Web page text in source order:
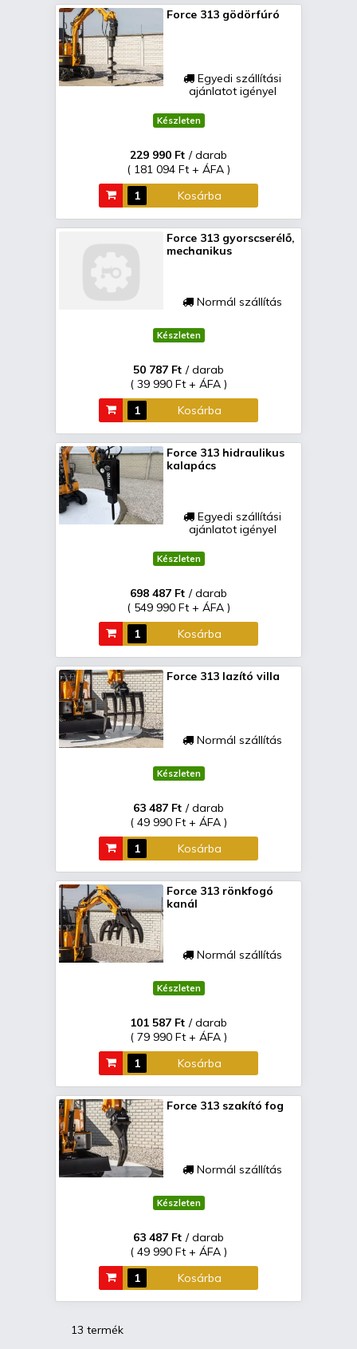
Force 313 gödörfúró
Egyedi szállítási
ajánlatot igényel
Készleten
229 990 Ft / darab
( 181 094 Ft + ÁFA )
Kosárba
Force 313 gyorscserélő,
mechanikus
Normál szállítás
Készleten
50 787 Ft / darab
( 39 990 Ft + ÁFA )
Kosárba
Force 313 hidraulikus
kalapács
Egyedi szállítási
ajánlatot igényel
Készleten
698 487 Ft / darab
( 549 990 Ft + ÁFA )
Kosárba
Force 313 lazító villa
Normál szállítás
Készleten
63 487 Ft / darab
( 49 990 Ft + ÁFA )
Kosárba
Force 313 rönkfogó
kanál
Normál szállítás
Készleten
101 587 Ft / darab
( 79 990 Ft + ÁFA )
Kosárba
Force 313 szakító fog
Normál szállítás
Készleten
63 487 Ft / darab
( 49 990 Ft + ÁFA )
Kosárba
13 termék